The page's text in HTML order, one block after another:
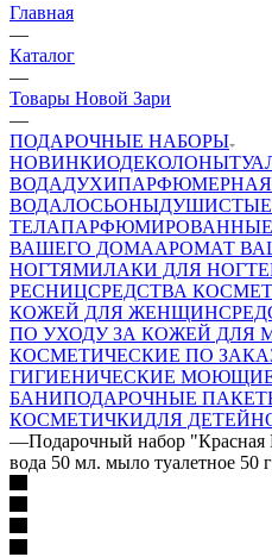
Главная
—
Каталог
—
Товары Новой Зари
—
ПОДАРОЧНЫЕ НАБОРЫ
НОВИНКИОДЕКОЛОНЫ
ВОДАДУХИПАРФЮМЕРНАЯ
ВОДАЛОСЬОНЫ
ТЕЛАПАРФЮМИРОВАННЫЕ
ВАШЕГО ДОМААРОМАТ
НОГТЯМИЛАКИ ДЛЯ
РЕСНИЦСРЕДСТВА
КОЖЕЙ ДЛЯ ЖЕНЩИН
ПО УХОДУ ЗА КОЖЕЙ ДЛЯ
КОСМЕТИЧЕСКИЕ ПО
ГИГИЕНИЧЕСКИЕ
БАНИПОДАРОЧНЫЕ
КОСМЕТИЧКИДЛЯ ДЕТЕЙ
—Подарочный набор
вода 50 мл. мыло туалетное 50